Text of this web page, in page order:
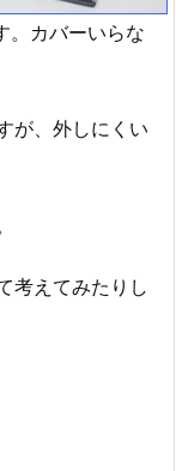
。カバーいらな
が、外しにくい
考えてみたりし